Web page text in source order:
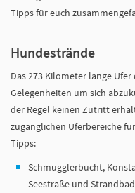
Tipps für euch
Hundestrände
Das 273 Kilometer lange
Gelegenheiten um sich
der Regel keinen Zutritt
zugänglichen Uferbereiche
Tipps:
Schmugglerbucht,
Seestraße und